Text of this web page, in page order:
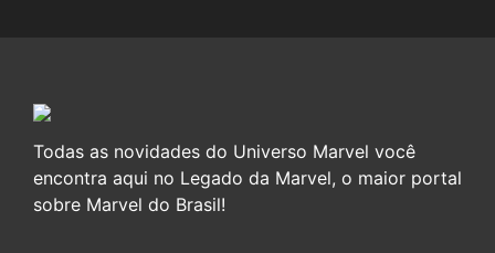
Todas as novidades do Universo Marvel você
encontra aqui no Legado da Marvel, o maior portal
sobre Marvel do Brasil!